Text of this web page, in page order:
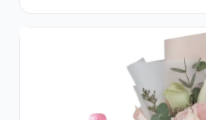
Trandafiri și Lisianthus